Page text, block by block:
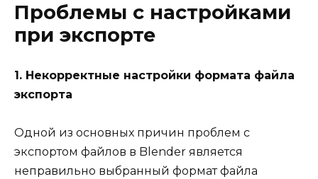
Проблемы с настройками
при экспорте
1. Некорректные настройки формата файла
экспорта
Одной из основных причин проблем с
экспортом файлов в Blender является
неправильно выбранный формат файла